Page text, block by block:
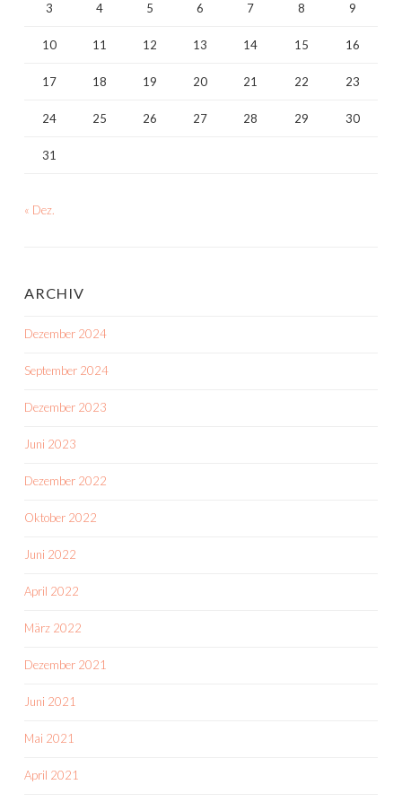
3 4 5 6 7 8 9
10 11 12 13 14 15 16
17 18 19 20 21 22 23
24 25 26 27 28 29 30
31
« Dez.
ARCHIV
Dezember 2024
September 2024
Dezember 2023
Juni 2023
Dezember 2022
Oktober 2022
Juni 2022
April 2022
März 2022
Dezember 2021
Juni 2021
Mai 2021
April 2021